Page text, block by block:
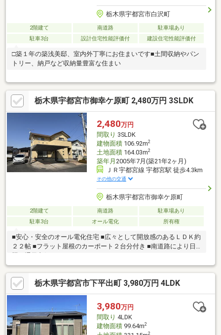
栃木県宇都宮市白沢町
2階建て 南道路
駐車場あり
駐車3台
設計住宅性能評価付 建設住宅性能評価付
□築１年の築浅美邸、室内外丁寧にお住まいです■土間収納やパン
トリー、納戸など収納量豊富な住まい
栃木県宇都宮市御幸ケ原町 2,480万円 3SLDK
2,480万円
間取り 3SLDK
建物面積106.92m2
土地面積164.03m2
築年月 2005年7月(築21年2ヶ月)
ＪＲ宇都宮線 宇都宮駅 徒歩4.3km
その他の交通
栃木県宇都宮市御幸ケ原町
2階建て 南道路
駐車場あり
駐車3台
オール電化 所有権
■安心・安全のオール電化住宅 ■広々として開放感のあるＬＤＫ約
２２帖 ■フラット屋根のカーポート２台分付き ■南道路により日
照・通風良好
栃木県宇都宮市下平出町 3,980万円 4LDK
3,980万円
間取り 4LDK
建物面積99.64m2
2